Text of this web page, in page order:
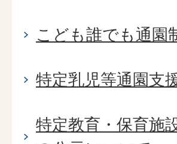
こども誰でも通園
特定乳児等通園支
特定教育・保育施